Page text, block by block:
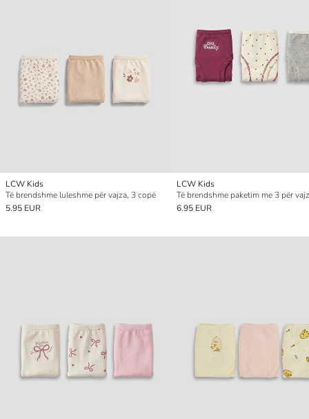
LCW Kids
Të brendshme luleshme për vajza, 3 copë
5.95 EUR
LCW Kids
Të brendshme paketim me 3 për
6.95 EUR